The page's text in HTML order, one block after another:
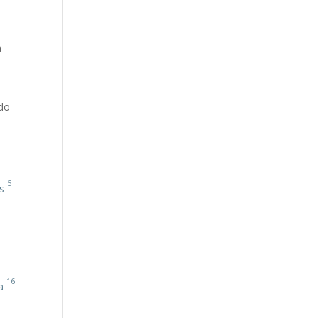
5
16